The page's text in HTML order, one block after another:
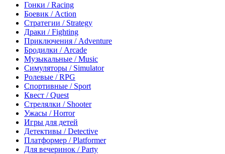
Гонки / Racing
Боевик / Action
Стратегии / Strategy
Драки / Fighting
Приключения / Adventure
Бродилки / Arcade
Музыкальные / Music
Симуляторы / Simulator
Ролевые / RPG
Спортивные / Sport
Квест / Quest
Стрелялки / Shooter
Ужасы / Horror
Игры для детей
Детективы / Detective
Платформер / Platformer
Для вечеринок / Party